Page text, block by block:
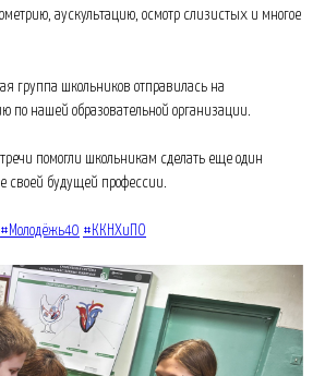
аускультацию, осмотр слизистых и многое
группа школьников отправилась на
по нашей образовательной организации.
помогли школьникам сделать еще один
своей будущей профессии.
#Молодёжь40 #ККНХиПО